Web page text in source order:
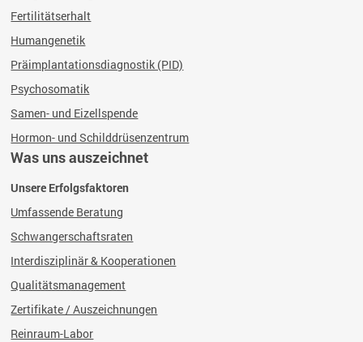
Fertilitätserhalt
Humangenetik
Präimplantationsdiagnostik (PID)
Psychosomatik
Samen- und Eizellspende
Hormon- und Schilddrüsenzentrum
Was uns auszeichnet
Unsere Erfolgsfaktoren
Umfassende Beratung
Schwangerschaftsraten
Interdisziplinär & Kooperationen
Qualitätsmanagement
Zertifikate / Auszeichnungen
Reinraum-Labor